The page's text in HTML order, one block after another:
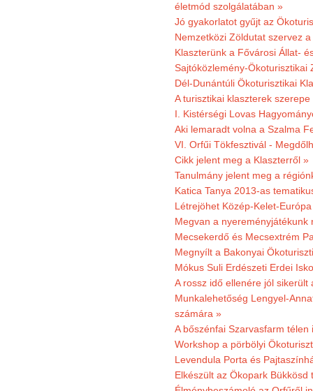
életmód szolgálatában »
Jó gyakorlatot gyűjt az
Nemzetközi Zöldutat szervez
Klaszterünk a Fővárosi Állat-
Sajtóközlemény-Ökoturisztikai
Dél-Dunántúli Ökoturisztikai
A turisztikai klaszterek
I. Kistérségi Lovas
Aki lemaradt volna a Szalma
VI. Orfűi Tökfesztivál -
Cikk jelent meg a Klaszterről »
Tanulmány jelent meg a
Katica Tanya 2013-as
Létrejöhet Közép-Kelet-
Megvan a nyereményjátékunk
Mecsekerdő és Mecsextrém
Megnyílt a Bakonyai
Mókus Suli Erdészeti Erdei
A rossz idő ellenére jól sikerült
Munkalehetőség Lengyel-
számára »
A bőszénfai Szarvasfarm
Workshop a pörbölyi
Levendula Porta és
Elkészült az Ökopark